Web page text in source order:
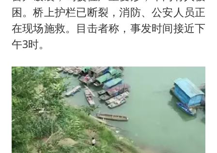
困。桥上护栏已断裂，消防、公安人员正
在现场施救。目击者称，事发时间接近下
午3时。